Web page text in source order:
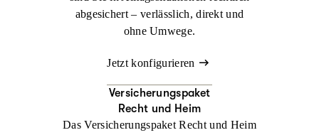
abgesichert – verlässlich, direkt und
ohne Umwege.
Jetzt konfigurieren
Versicherungspaket
Recht und Heim
Das Versicherungspaket Recht und Heim